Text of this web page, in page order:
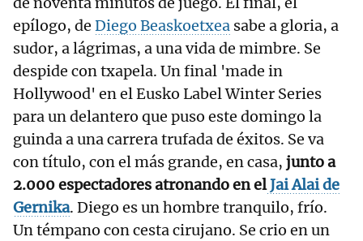
epílogo, de Diego Beaskoetxea sabe a gloria, a
sudor, a lágrimas, a una vida de mimbre. Se
despide con txapela. Un final 'made in
Hollywood' en el Eusko Label Winter Series
para un delantero que puso este domingo la
guinda a una carrera trufada de éxitos. Se va
con título, con el más grande, en casa, junto a
2.000 espectadores atronando en elJai Alai de
Gernika. Diego es un hombre tranquilo, frío.
Un témpano con cesta cirujano. Se crio en un